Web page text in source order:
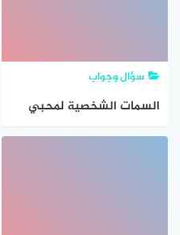
سؤال وجواب
السمات الشخصية لمحبي
اللون البرتقالي في علم